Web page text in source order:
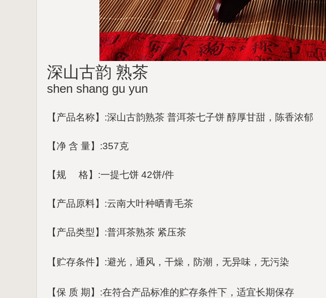
深山古韵 熟茶
shen shang gu yun
【产品名称】:深山古韵熟茶 普洱茶七子饼 醇厚甘甜，陈香浓郁
【净 含 量】:357克
【规 格】:一提七饼 42饼/件
【产品原料】:云南大叶种晒青毛茶
【产品类型】:普洱茶熟茶 紧压茶
【贮存条件】:避光，通风，干燥，防潮，无异味，无污染
【保 质 期】:在符合产品标准的贮存条件下，适宜长期保存